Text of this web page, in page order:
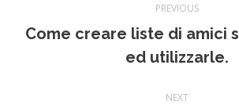
navigation
PREVIOUS
Previous
post:
Come creare liste di amici
ed utilizzarle.
NEXT